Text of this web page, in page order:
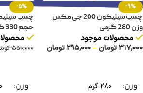
-9%
چسب سیلیکون 200 جی مکس
وزن 280 گرمی
محصولات موجود
317,000تومان–
295,000تومان
وزن 280 گرم
-5%
چسب
حجم 330 گرم
550,000
وزن